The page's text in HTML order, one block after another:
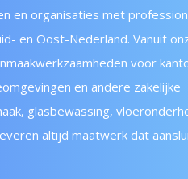
en organisaties met
en Oost-Nederland. Vanuit
voor
en andere zakelijke
glasbewassing,
altijd maatwerk dat